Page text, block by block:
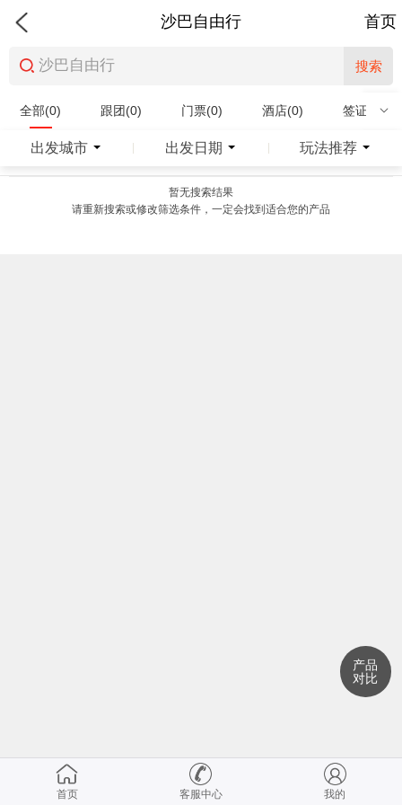
沙巴自由行 首页
搜索
全部(0) 跟团(0) 门票(0) 酒店(0) 签证(0)
特产商品(0)
出发城市 出发日期 玩法推荐
暂无搜索结果
请重新搜索或修改筛选条件，一定会找到适合您的产品
产品
对比
首页 客服中心 我的